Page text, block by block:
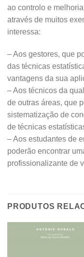
ao controlo e
através de muitos
interessa:
– Aos gestores, que
das técnicas
vantagens da sua
– Aos técnicos da
de outras áreas, que
sistematização de
de técnicas
– Aos estudantes de
poderão encontrar
profissionalizante de
PRODUTOS